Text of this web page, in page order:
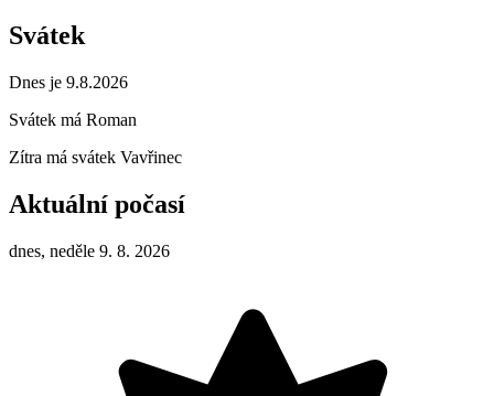
Svátek
Dnes je 9.8.2026
Svátek má Roman
Zítra má svátek Vavřinec
Aktuální počasí
dnes, neděle 9. 8. 2026